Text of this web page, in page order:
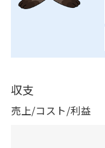
収支
売上/コスト/利益